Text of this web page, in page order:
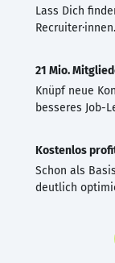
Lass Dich
Recruiter·innen.
21 Mio.
Knüpf neue
besseres Job-
Kostenlos
Schon als
deutlich